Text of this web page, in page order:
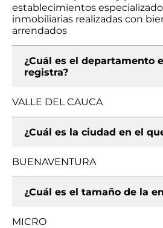
establecimientos
inmobiliarias realizadas con
arrendados
¿Cuál es el departamento
registra?
VALLE DEL CAUCA
¿Cuál es la ciudad en el
BUENAVENTURA
¿Cuál es el tamaño de la
MICRO